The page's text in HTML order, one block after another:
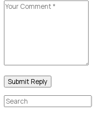
Search